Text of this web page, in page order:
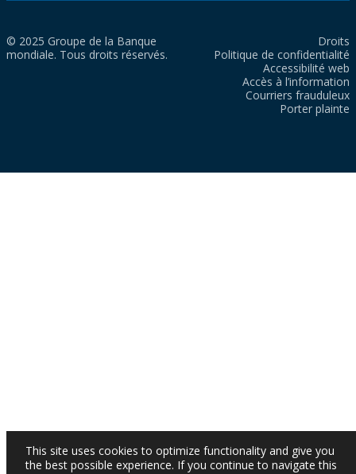
© 2025 Groupe de la Banque
mondiale. Tous droits réservés.
Droits
Politique de confidentialité
Accessibilité web
Accès à l’information
Courriers frauduleux
Porter plainte
This site uses cookies to optimize functionality and give you
the best possible experience. If you continue to navigate this